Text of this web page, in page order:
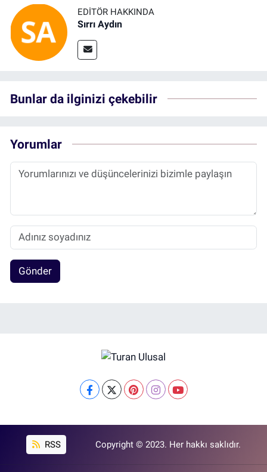
EDITÖR HAKKINDA
Sırrı Aydın
Bunlar da ilginizi çekebilir
Yorumlar
Gönder
RSS Copyright © 2023. Her hakkı saklıdır.